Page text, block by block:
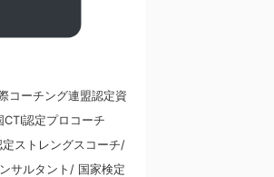
コーチング連盟認定資
認定プロコーチ
定ストレングスコーチ/
サルタント/ 国家検定